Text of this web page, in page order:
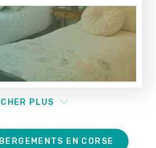
PLUS
EN CORSE